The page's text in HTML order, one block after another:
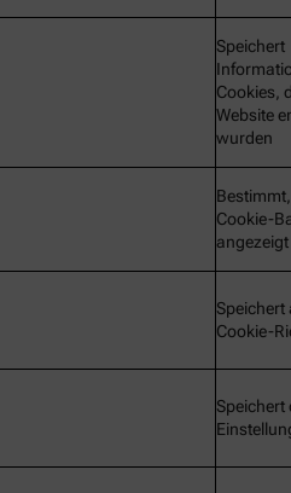
Speichert
Cookies,
Website
wurden
Cookie-
Speichert
Cookie-
Speichert